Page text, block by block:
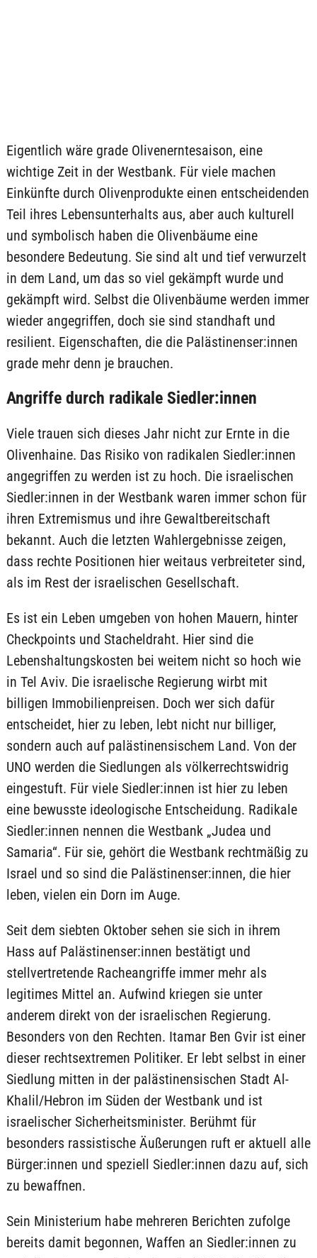
Eigentlich wäre grade Olivenerntesaison, eine
wichtige Zeit in der Westbank. Für viele machen
Einkünfte durch Olivenprodukte einen entscheidenden
Teil ihres Lebensunterhalts aus, aber auch kulturell
und symbolisch haben die Olivenbäume eine
besondere Bedeutung. Sie sind alt und tief verwurzelt
in dem Land, um das so viel gekämpft wurde und
gekämpft wird. Selbst die Olivenbäume werden immer
wieder angegriffen, doch sie sind standhaft und
resilient. Eigenschaften, die die Palästinenser:innen
grade mehr denn je brauchen.
Angriffe durch radikale Siedler:innen
Viele trauen sich dieses Jahr nicht zur Ernte in die
Olivenhaine. Das Risiko von radikalen Siedler:innen
angegriffen zu werden ist zu hoch. Die israelischen
Siedler:innen in der Westbank waren immer schon für
ihren Extremismus und ihre Gewaltbereitschaft
bekannt. Auch die letzten Wahlergebnisse zeigen,
dass rechte Positionen hier weitaus verbreiteter sind,
als im Rest der israelischen Gesellschaft.
Es ist ein Leben umgeben von hohen Mauern, hinter
Checkpoints und Stacheldraht. Hier sind die
Lebenshaltungskosten bei weitem nicht so hoch wie
in Tel Aviv. Die israelische Regierung wirbt mit
billigen Immobilienpreisen. Doch wer sich dafür
entscheidet, hier zu leben, lebt nicht nur billiger,
sondern auch auf palästinensischem Land. Von der
UNO werden die Siedlungen als völkerrechtswidrig
eingestuft. Für viele Siedler:innen ist hier zu leben
eine bewusste ideologische Entscheidung. Radikale
Siedler:innen nennen die Westbank „Judea und
Samaria“. Für sie, gehört die Westbank rechtmäßig zu
Israel und so sind die Palästinenser:innen, die hier
leben, vielen ein Dorn im Auge.
Seit dem siebten Oktober sehen sie sich in ihrem
Hass auf Palästinenser:innen bestätigt und
stellvertretende Racheangriffe immer mehr als
legitimes Mittel an. Aufwind kriegen sie unter
anderem direkt von der israelischen Regierung.
Besonders von den Rechten. Itamar Ben Gvir ist einer
dieser rechtsextremen Politiker. Er lebt selbst in einer
Siedlung mitten in der palästinensischen Stadt Al-
Khalil/Hebron im Süden der Westbank und ist
israelischer Sicherheitsminister. Berühmt für
besonders rassistische Äußerungen ruft er aktuell alle
Bürger:innen und speziell Siedler:innen dazu auf, sich
zu bewaffnen.
Sein Ministerium habe mehreren Berichten zufolge
bereits damit begonnen, Waffen an Siedler:innen zu